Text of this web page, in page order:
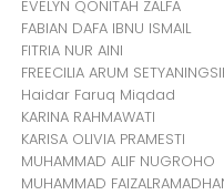
EVELYN QONITAH ZALFA
FABIAN DAFA IBNU ISMAIL
FITRIA NUR AINI
FREECILIA ARUM
Haidar Faruq Miqdad
KARINA RAHMAWATI
KARISA OLIVIA PRAMESTI
MUHAMMAD ALIF NUGROHO
MUHAMMAD